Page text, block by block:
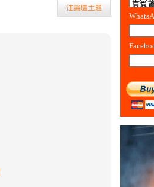
往論壇主題